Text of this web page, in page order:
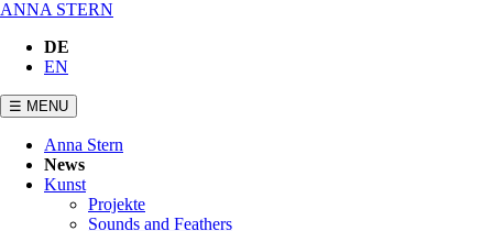
ANNA STERN
DE
EN
☰ MENU
überspringen
Anna Stern
News
Kunst
Projekte
Sounds and Feathers